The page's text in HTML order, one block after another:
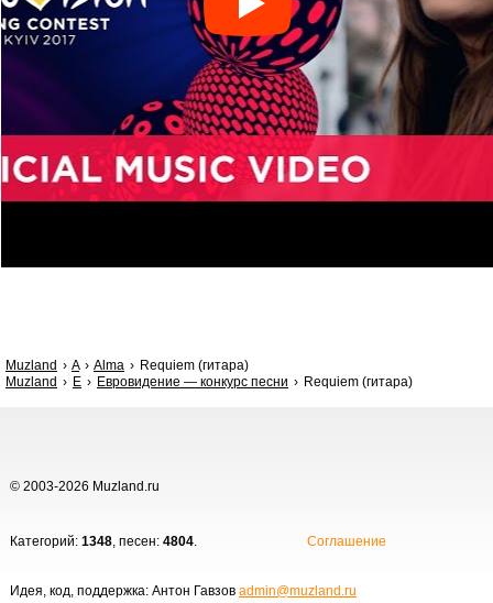
Muzland A Alma
Requiem (гитара)
Muzland
Е Евровидение — конкурс песни Requiem (гитара)
© 2003-2026 Muzland.ru
Категорий: 1348, песен: 4804. Соглашение
Идея, код, поддержка: Антон Гавзов admin@muzland.ru